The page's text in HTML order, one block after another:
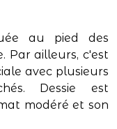
au pied des
Par ailleurs, c'est
avec plusieurs
Dessie est
modéré et son